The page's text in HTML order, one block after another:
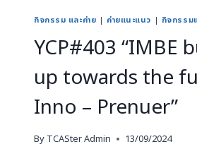
กิจกรรม และค่าย | ค่ายแนะแนว | กิจกรรม
YCP#403 “IMBE
up towards the
Inno – Prenuer”
By TCASter Admin 13/09/2024